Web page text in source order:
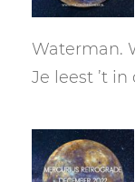
Waterman.
Je leest ’t